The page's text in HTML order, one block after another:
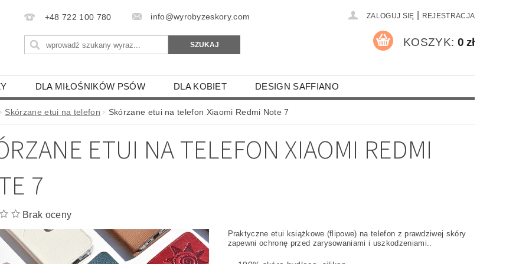
+48 722 100 780 info@wyrobyzeskory.com ZALOGUJ SIĘ REJESTRACJA
KOSZYK: 0 zł
DLA MIŁOŚNIKÓW PSÓW DLA KOBIET DESIGN SAFFIANO
SKÓRZANE SKÓRZANE ZAWIESZKI ETUI DLA PALACZY
PAPUGA, ŚWINKA MORSKA PTAKI DRAPIEŻNE RZEMIEŚLNICY I STRAŹACY
BUS-TIR-TRAMWAJE
PODKŁADKI I ŁAPKI KUCHENNE
PILOTÓW SKÓRZANE ETUI NA TELEFON ETUI NA OKULARY
I ZAKŁADKI DO KSIĄŻKI DLA GRZYBIARZY
Skórzane etui na telefon Skórzane etui na telefon Xiaomi Redmi Note 7
ETUI NA TELEFON XIAOMI REDMI
7
Brak oceny
Praktyczne etui książkowe (flipowe) na telefon z prawdziwej skóry
zapewni ochronę przed zarysowaniami i uszkodzeniami..